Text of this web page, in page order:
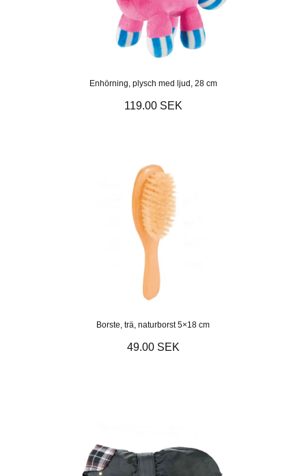
Enhörning, plysch med ljud, 28 cm
119.00 SEK
Borste, trä, naturborst 5×18 cm
49.00 SEK